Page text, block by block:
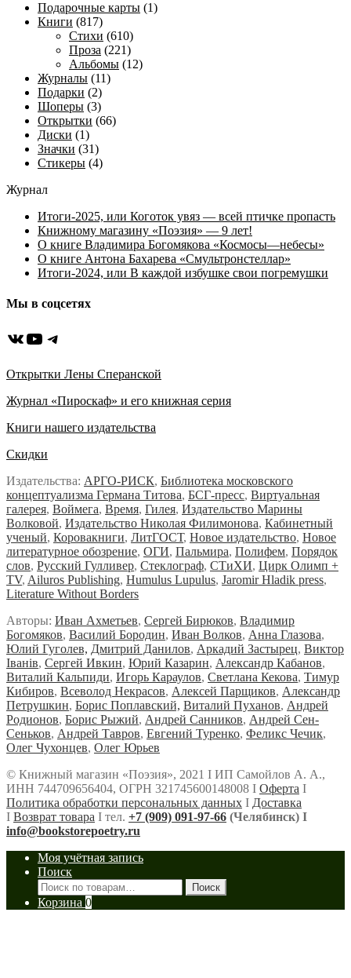
Подарочные карты (1)
Книги (817)
Стихи (610)
Проза (221)
Альбомы (12)
Журналы (11)
Подарки (2)
Шоперы (3)
Открытки (66)
Диски (1)
Значки (31)
Стикеры (4)
Журнал
Итоги-2025, или Коготок увяз — всей птичке пропасть
Книжному магазину «Поэзия» — 9 лет!
О книге Владимира Богомякова «Космосы—небесы»
О книге Антона Бахарева «Смультронстеллар»
Итоги-2024, или В каждой избушке свои погремушки
Мы в соцсетях
ВКонтакте
YouTube
Telegram
Открытки Лены Сперанской
Журнал «Пироскаф» и его книжная серия
Книги нашего издательства
Скидки
Издательства: АРГО-РИСК, Библиотека московского
концептуализма Германа Титова, БСГ-пресс, Виртуальная
галерея, Воймега, Время, Гилея, Издательство Марины
Волковой, Издательство Николая Филимонова, Кабинетный
ученый, Коровакниги, ЛитГОСТ, Новое издательство, Новое
литературное обозрение, ОГИ, Пальмира, Полифем, Порядок
слов, Русский Гулливер, Стеклограф, СТиХИ, Цирк Олимп +
TV, Ailuros Publishing, Humulus Lupulus, Jaromir Hladik press,
Literature Without Borders
Авторы: Иван Ахметьев, Сергей Бирюков, Владимир
Богомяков, Василий Бородин, Иван Волков, Анна Глазова,
Юлий Гуголев, Дмитрий Данилов, Аркадий Застырец, Виктор
Iванiв, Сергей Ивкин, Юрий Казарин, Александр Кабанов,
Виталий Кальпиди, Игорь Караулов, Светлана Кекова, Тимур
Кибиров, Всеволод Некрасов, Алексей Парщиков, Александр
Петрушкин, Борис Поплавский, Виталий Пуханов, Андрей
Родионов, Борис Рыжий, Андрей Санников, Андрей Сен-
Сеньков, Андрей Тавров, Евгений Туренко, Феликс Чечик,
Олег Чухонцев, Олег Юрьев
© Книжный магазин «Поэзия», 2021 Ι ИП Самойлов А. А.,
ИНН 744709656404, ОГРН 321745600148008 Ι Оферта Ι
Политика обработки персональных данных Ι Доставка
Ι Возврат товара Ι тел. +7 (909) 091-97-66 (Челябинск) Ι
info@bookstorepoetry.ru
Моя учётная запись
Поиск
Искать:
Поиск
Корзина 0